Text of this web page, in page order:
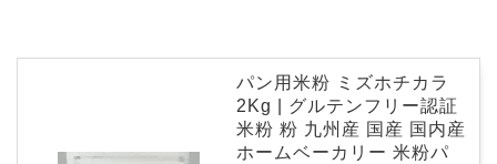
パン用米粉 ミズホチカラ
2Kg | グルテンフリー認証
米粉 粉 九州産 国産 国内産
ホームベーカリー 米粉パ